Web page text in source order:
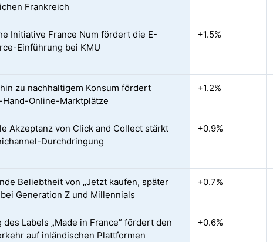
Frankreich
Initiative France Num fördert die E-
Einführung bei KMU
+1.5%
zu nachhaltigem Konsum fördert
Hand-Online-Marktplätze
+1.2%
Akzeptanz von Click and Collect stärkt
Durchdringung
+0.9%
Beliebtheit von „Jetzt kaufen, später
Generation Z und Millennials
+0.7%
des Labels „Made in France” fördert den
auf inländischen Plattformen
+0.6%